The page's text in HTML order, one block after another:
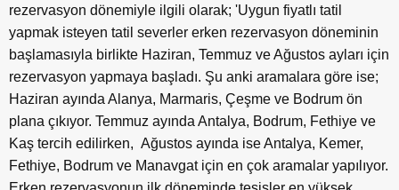
rezervasyon dönemiyle ilgili olarak; 'Uygun fiyatlı tatil
yapmak isteyen tatil severler erken rezervasyon döneminin
başlamasıyla birlikte Haziran, Temmuz ve Ağustos ayları için
rezervasyon yapmaya başladı. Şu anki aramalara göre ise;
Haziran ayında Alanya, Marmaris, Çeşme ve Bodrum ön
plana çıkıyor. Temmuz ayında Antalya, Bodrum, Fethiye ve
Kaş tercih edilirken, Ağustos ayında ise Antalya, Kemer,
Fethiye, Bodrum ve Manavgat için en çok aramalar yapılıyor.